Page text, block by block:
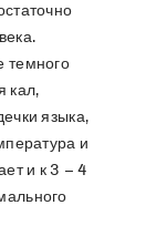
темного
кал,
языка,
и
и к 3 – 4